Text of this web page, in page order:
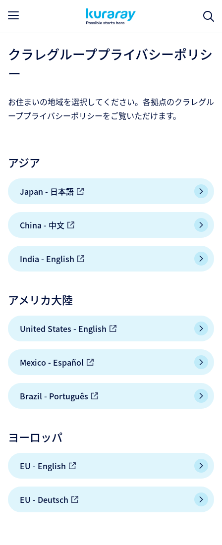
クラレグループプライバシーポリシ
ー
お住まいの地域を選択してください。各拠点のクラレグル
ーププライバシーポリシーをご覧いただけます。
アジア
Japan - 日本語
China - 中文
India - English
アメリカ大陸
United States - English
Mexico - Español
Brazil - Português
ヨーロッパ
EU - English
EU - Deutsch